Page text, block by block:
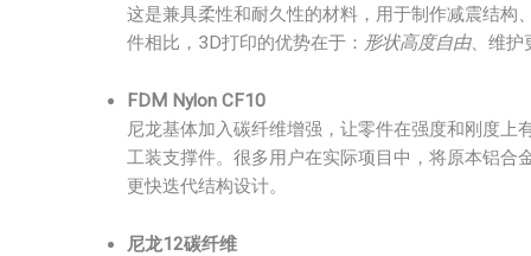
这是兼具柔性和耐久性的材料，用于制作减震结构
件相比，3D打印的优势在于： 形状高度自由、维护
FDM Nylon CF10
尼龙基体加入碳纤维增强，让零件在强度和刚度
工装支撑件。很多用户在实际项目中，将原本铝合
更快迭代结构设计。
尼龙12碳纤维